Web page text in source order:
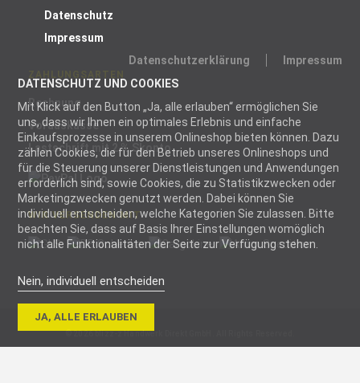
Datenschutzerklärung
Impressum
DATENSCHUTZ UND COOKIES
Mit Klick auf den Button „Ja, alle erlauben“ ermöglichen Sie
uns, dass wir Ihnen ein optimales Erlebnis und einfache
Einkaufsprozesse in unserem Onlineshop bieten können. Dazu
zählen Cookies, die für den Betrieb unseres Onlineshops und
für die Steuerung unserer Dienstleistungen und Anwendungen
erforderlich sind, sowie Cookies, die zu Statistikzwecken oder
Marketingzwecken genutzt werden. Dabei können Sie
individuell entscheiden, welche Kategorien Sie zulassen. Bitte
beachten Sie, dass auf Basis Ihrer Einstellungen womöglich
nicht alle Funktionalitäten der Seite zur Verfügung stehen.
Nein, individuell entscheiden
Cookies helfen
JA, ALLE ERLAUBEN
Datenschutz
Impressum
Rechnung
Vorauskasse
Lastschrift mit 2 % Skonto
WIR VERSENDEN MIT
© 2026 blizz-z Handwerk Direkt GmbH. All Rights Reserved.